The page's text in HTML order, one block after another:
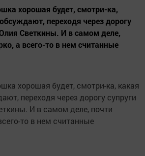
хорошая будет, смотри-ка,
переходя через дорогу
Светкины. И в самом деле,
а всего-то в нем считанные
хорошая будет, смотри-ка, какая
переходя через дорогу супруги
И в самом деле, почти
то в нем считанные